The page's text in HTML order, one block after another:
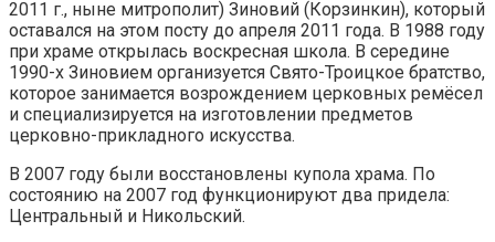
2011 г., ныне митрополит) Зиновий (Корзинкин), который
оставался на этом посту до апреля 2011 года. В 1988 году
при храме открылась воскресная школа. В середине
1990-х Зиновием организуется Свято-Троицкое братство,
которое занимается возрождением церковных ремёсел
и специализируется на изготовлении предметов
церковно-прикладного искусства.
В 2007 году были восстановлены купола храма. По
состоянию на 2007 год функционируют два придела:
Центральный и Никольский.